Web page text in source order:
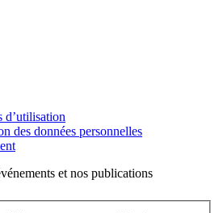
d’utilisation
des données personnelles
et nos publications